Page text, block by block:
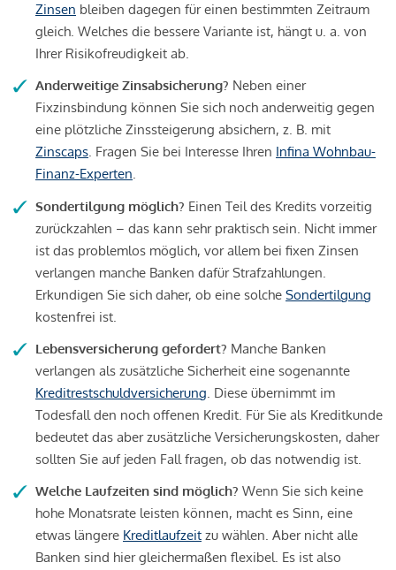
Zinsen bleiben dagegen für einen bestimmten Zeitraum
gleich. Welches die bessere Variante ist, hängt u. a. von
Ihrer Risikofreudigkeit ab.
Anderweitige Zinsabsicherung? Neben einer
Fixzinsbindung können Sie sich noch anderweitig gegen
eine plötzliche Zinssteigerung absichern, z. B. mit
Zinscaps. Fragen Sie bei Interesse Ihren Infina Wohnbau-
Finanz-Experten.
Sondertilgung möglich? Einen Teil des Kredits vorzeitig
zurückzahlen – das kann sehr praktisch sein. Nicht immer
ist das problemlos möglich, vor allem bei fixen Zinsen
verlangen manche Banken dafür Strafzahlungen.
Erkundigen Sie sich daher, ob eine solche Sondertilgung
kostenfrei ist.
Lebensversicherung gefordert? Manche Banken
verlangen als zusätzliche Sicherheit eine sogenannte
Kreditrestschuldversicherung. Diese übernimmt im
Todesfall den noch offenen Kredit. Für Sie als Kreditkunde
bedeutet das aber zusätzliche Versicherungskosten, daher
sollten Sie auf jeden Fall fragen, ob das notwendig ist.
Welche Laufzeiten sind möglich? Wenn Sie sich keine
hohe Monatsrate leisten können, macht es Sinn, eine
etwas längere Kreditlaufzeit zu wählen. Aber nicht alle
Banken sind hier gleichermaßen flexibel. Es ist also